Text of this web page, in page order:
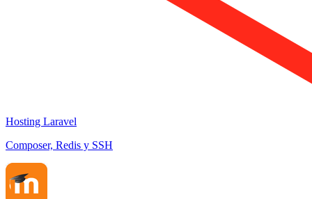
Hosting Laravel
Composer, Redis y SSH